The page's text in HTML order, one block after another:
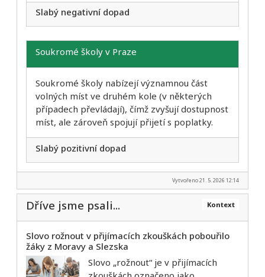
Slabý negativní dopad
Soukromé školy v Praze
Soukromé školy nabízejí významnou část
volných míst ve druhém kole (v některých
případech převládají), čímž zvyšují dostupnost
míst, ale zároveň spojují přijetí s poplatky.
Slabý pozitivní dopad
Vytvořeno 21. 5. 2026 12:14
Kontext
Dříve jsme psali...
Slovo rožnout v přijímacích zkouškách pobouřilo
žáky z Moravy a Slezska
Slovo „rožnout“ je v přijímacích